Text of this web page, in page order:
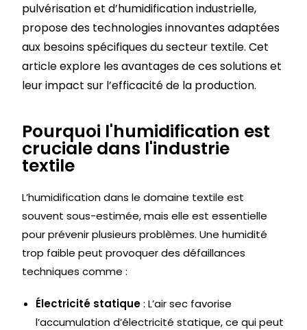
pulvérisation et d’humidification industrielle,
propose des technologies innovantes adaptées
aux besoins spécifiques du secteur textile. Cet
article explore les avantages de ces solutions et
leur impact sur l’efficacité de la production.
Pourquoi l'humidification est
cruciale dans l'industrie
textile
L’humidification dans le domaine textile est
souvent sous-estimée, mais elle est essentielle
pour prévenir plusieurs problèmes. Une humidité
trop faible peut provoquer des défaillances
techniques comme :
Électricité statique: L’air sec favorise
l’accumulation d’électricité statique, ce qui peut